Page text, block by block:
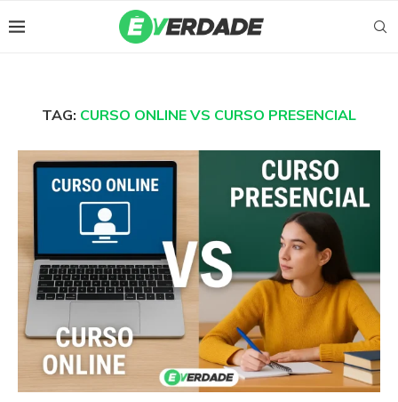
TAG: CURSO ONLINE VS CURSO PRESENCIAL